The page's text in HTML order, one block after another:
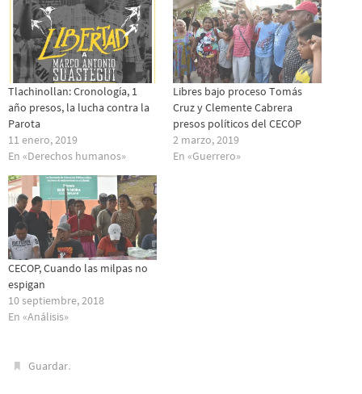
Tlachinollan: Cronología, 1
año presos, la lucha contra la
Parota
11 enero, 2019
En «Derechos humanos»
Libres bajo proceso Tomás
Cruz y Clemente Cabrera
presos políticos del CECOP
2 marzo, 2019
En «Guerrero»
CECOP, Cuando las milpas no
espigan
10 septiembre, 2018
En «Análisis»
Guardar.